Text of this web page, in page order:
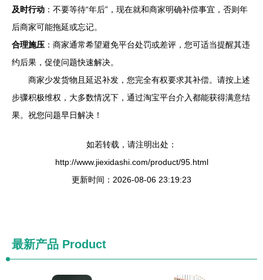
及时行动 ：不要等待“年后”，现在就和商家明确补偿事宜，否则年
后商家可能拖延或忘记。
合理施压 ：商家通常希望避免平台处罚或差评，您可适当提醒其违
约后果，促使问题快速解决。
商家少发货物且延迟补发，您完全有权要求其补偿。请按上述
步骤积极维权，大多数情况下，通过淘宝平台介入都能获得满意结
果。祝您问题早日解决！
如若转载，请注明出处：
http://www.jiexidashi.com/product/95.html
更新时间：2026-08-06 23:19:23
最新产品 Product